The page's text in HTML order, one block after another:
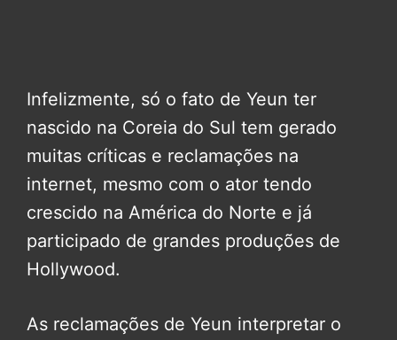
Infelizmente, só o fato de Yeun ter
nascido na Coreia do Sul tem gerado
muitas críticas e reclamações na
internet, mesmo com o ator tendo
crescido na América do Norte e já
participado de grandes produções de
Hollywood.
As reclamações de Yeun interpretar o